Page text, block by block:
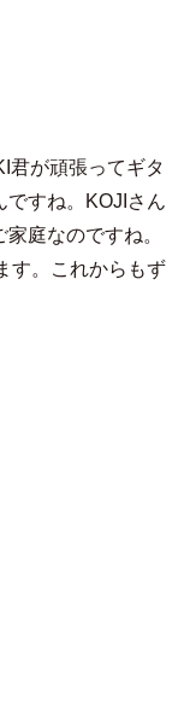
君が頑張ってギタ
ですね。KOJIさん
庭なのですね。
す。これからもず